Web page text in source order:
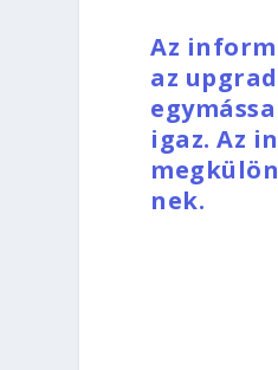
Az
az
igaz. Az
nek.